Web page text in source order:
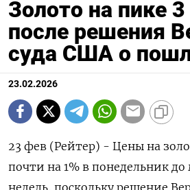
Золото на пике
после решения
суда США о
23.02.2026
23 фев (Рейтер) - Цены на
почти на 1% в понедельник
недель, поскольку решение